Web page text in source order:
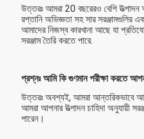
উত্তরঃ আমরা 20 বছরেরও বেশি উত্পাদন
রপ্তানি অভিজ্ঞতা সহ সার সরঞ্জামগুলির
আমাদের নিজস্ব কারখানা আছে যা
সরঞ্জাম তৈরি করতে পারে.
প্রশ্নঃ আমি কি গুণমান পরীক্ষা করতে
উত্তরঃ অবশ্যই, আমরা আন্তরিকভাবে
আমরা আপনার উত্পাদন চাহিদা অনুযায়ী
পারেন।